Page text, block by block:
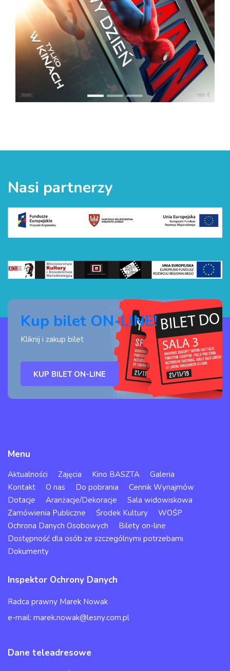
Nasi partnerzy
Kup bilet ON-LINE!
Kliknij i zakup bilet
KUP BILET ON-LINE
Menu
Aktualności Zajęcia Kino BASZTA
Galeria
Kontakt
O nas Do pobrania
Cennik Wynajmów
Dotacje
Aranżacje/Dekoracje
Sala widowiskowa
Zamówienia Publiczne
Środek Kultury
WOŚP
Ochrona Danych Osobowych
Bilety on-line
Dostępność dla osób ze szczególnymi potrzebami
Dokumenty
Inspektor Ochrony Danych
Radca prawny Marek Nowak
e-mail: marek.nowak@lesny.com.pl
Dane teleadresowe